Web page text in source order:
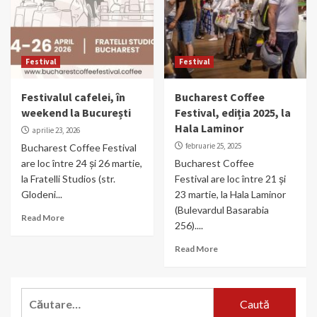
Festival
Festivalul cafelei, în
weekend la București
aprilie 23, 2026
Bucharest Coffee Festival
are loc între 24 și 26 martie,
la Fratelli Studios (str.
Glodeni...
Read More
Festival
Bucharest Coffee
Festival, ediția 2025, la
Hala Laminor
februarie 25, 2025
Bucharest Coffee
Festival are loc între 21 și
23 martie, la Hala Laminor
(Bulevardul Basarabia
256)....
Read More